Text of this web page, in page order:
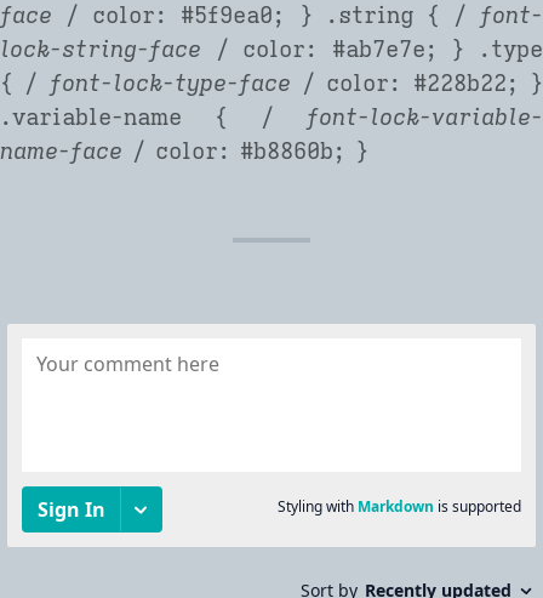
face
/ color: #5f9ea0; } .string { / font-
lock-string-face
/ color: #ab7e7e; } .type
{ / font-lock-type-face / color: #228b22; }
.variable-name { / font-lock-variable-
name-face / color: #b8860b; }